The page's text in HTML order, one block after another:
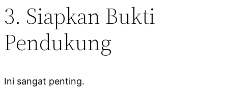
3. Siapkan Bukti
Pendukung
Ini sangat penting.